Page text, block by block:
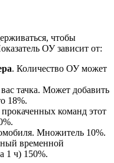
чтобы
ОУ зависит от:
. Количество ОУ может
тачка. Может добавить
18%.
команд этот
Множитель 10%.
временной
1 ч) 150%.